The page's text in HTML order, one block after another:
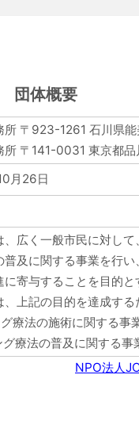
団体概要
所 〒923-1261 石川県
所 〒141-0031 東京都
月26日
、広く一般市民に対し
普及に関する事業を行
寄与することを目的と
、上記の目的を達成する
療法の施術に関する事
療法の普及に関する事
NPO法人